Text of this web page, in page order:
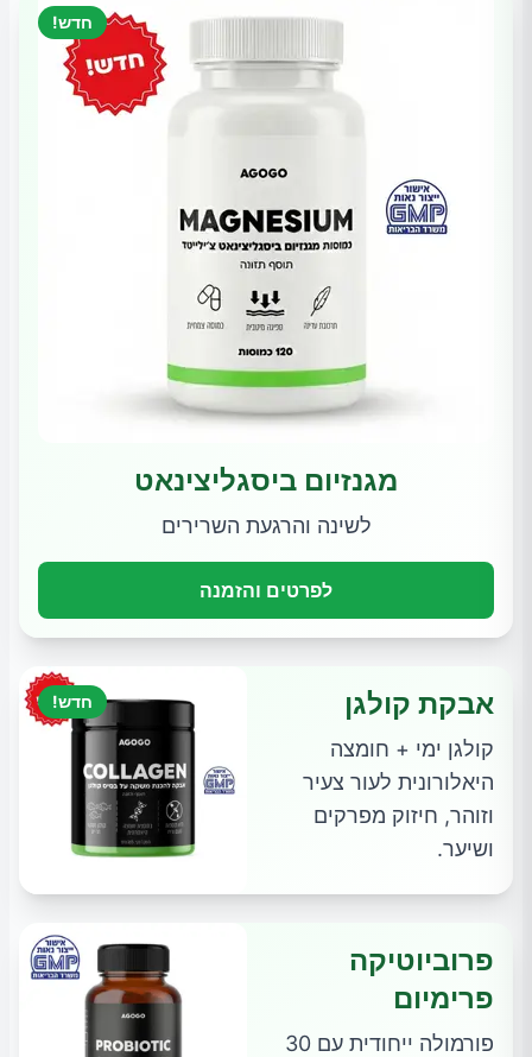
חדש!
מגנזיום ביסגליצינאט
לשינה והרגעת השרירים
לפרטים והזמנה
חדש! אבקת קולגן
קולגן ימי + חומצה
היאלורונית לעור צעיר
וזוהר, חיזוק מפרקים
ושיער.
פרוביוטיקה
פרימיום
פורמולה ייחודית עם 30